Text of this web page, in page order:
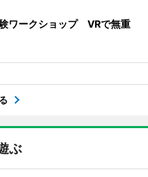
ワークショップ VRで無重
ぶ